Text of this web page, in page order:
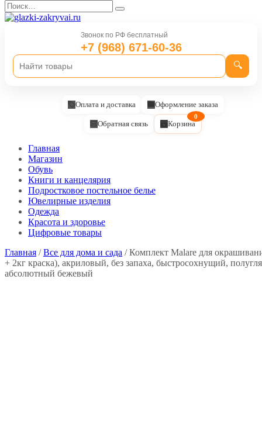
Перейти
к
содержанию
Search
for:
Звонок по РФ бесплатный
+7 (968) 671-60-36
🔍
Оплата и доставка Оформление заказа
Обратная связь Корзина
0
Главная
Магазин
Обувь
Книги и канцелярия
Подростковое постельное белье
Ювелирные изделия
Одежда
Красота и здоровье
Цифровые товары
Главная /Все для дома и сада / Комплект Malare для
+ 2кг краска), акриловый, без запаха, быстросохнущий,
абсолютный бежевый